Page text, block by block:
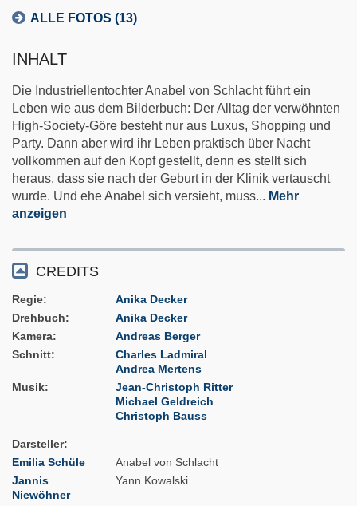
ALLE FOTOS (13)
INHALT
Die Industriellentochter Anabel von Schlacht führt ein
Leben wie aus dem Bilderbuch: Der Alltag der verwöhnten
High-Society-Göre besteht nur aus Luxus, Shopping und
Party. Dann aber wird ihr Leben praktisch über Nacht
vollkommen auf den Kopf gestellt, denn es stellt sich
heraus, dass sie nach der Geburt in der Klinik vertauscht
wurde. Und ehe Anabel sich versieht, muss... Mehr
anzeigen
CREDITS
Regie
Anika Decker
Drehbuch
Anika Decker
Kamera
Andreas Berger
Schnitt
Charles Ladmiral
Andrea Mertens
Musik
Jean-Christoph Ritter
Michael Geldreich
Christoph Bauss
Darsteller
Emilia Schüle
Anabel von Schlacht
Jannis
Niewöhner
Yann Kowalski